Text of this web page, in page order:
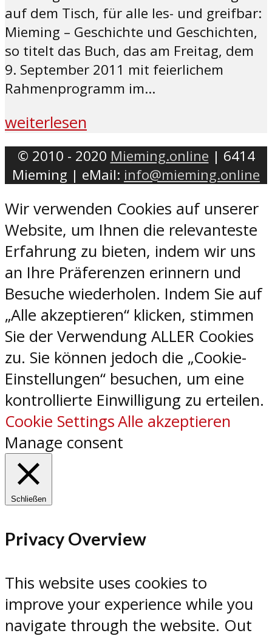
auf dem Tisch, für alle les- und greifbar:
Mieming – Geschichte und Geschichten,
so titelt das Buch, das am Freitag, dem
9. September 2011 mit feierlichem
Rahmenprogramm im...
weiterlesen
© 2010 - 2020 Mieming.online | 6414
Mieming | eMail: info@mieming.online
Wir verwenden Cookies auf unserer
Website, um Ihnen die relevanteste
Erfahrung zu bieten, indem wir uns
an Ihre Präferenzen erinnern und
Besuche wiederholen. Indem Sie auf
„Alle akzeptieren“ klicken, stimmen
Sie der Verwendung ALLER Cookies
zu. Sie können jedoch die „Cookie-
Einstellungen“ besuchen, um eine
kontrollierte Einwilligung zu erteilen.
Cookie SettingsAlle akzeptieren
Manage consent
Schließen
Privacy Overview
This website uses cookies to
improve your experience while you
navigate through the website. Out